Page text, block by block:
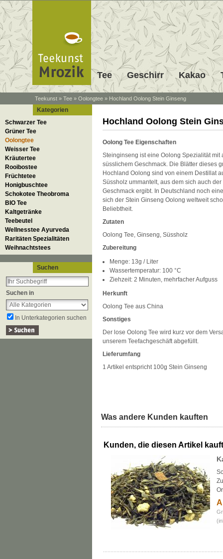
Tee Geschirr Kakao
Teekunst » Tee » Oolongtee » Hochland Oolong Stein Ginseng
Kategorien
Schwarzer Tee
Grüner Tee
Oolongtee
Weisser Tee
Kräutertee
Rooibostee
Früchtetee
Honigbuschtee
Schokotee Theobroma
BIO Tee
Kaltgetränke
Teebeutel
Wellnesstee Ayurveda
Raritäten Spezialitäten
Weihnachtstees
Suchen
Suchen in
In Unterkategorien suchen
Hochland Oolong Stein
Oolong Tee Eigenschaften
Steinginseng ist eine Oolong Spezialität mit
süsslichem Geschmack. Die Blätter dieses
Hochland Oolong sind von einem Destillat
Süssholz ummantelt, aus dem sich auch
Geschmack ergibt. In Deutschland noch
sich der Stein Ginseng Oolong weltweit
Beliebtheit.
Zutaten
Oolong Tee, Ginseng, Süssholz
Zubereitung
Menge: 13g / Liter
Wassertemperatur: 100 °C
Ziehzeit: 2 Minuten, mehrfacher Aufguss
Herkunft
Oolong Tee aus China
Sonstiges
Der lose Oolong Tee wird kurz vor dem
unserem Teefachgeschäft abgefüllt.
Lieferumfang
1 Artikel entspricht 100g Stein Ginseng
Was andere Kunden kauften
Kunden, die diesen Artikel